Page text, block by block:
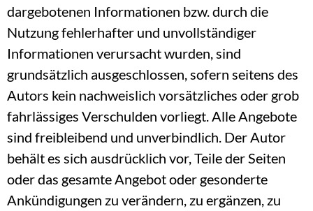
dargebotenen Informationen bzw. durch die
Nutzung fehlerhafter und unvollständiger
Informationen verursacht wurden, sind
grundsätzlich ausgeschlossen, sofern seitens des
Autors kein nachweislich vorsätzliches oder grob
fahrlässiges Verschulden vorliegt. Alle Angebote
sind freibleibend und unverbindlich. Der Autor
behält es sich ausdrücklich vor, Teile der Seiten
oder das gesamte Angebot oder gesonderte
Ankündigungen zu verändern, zu ergänzen, zu